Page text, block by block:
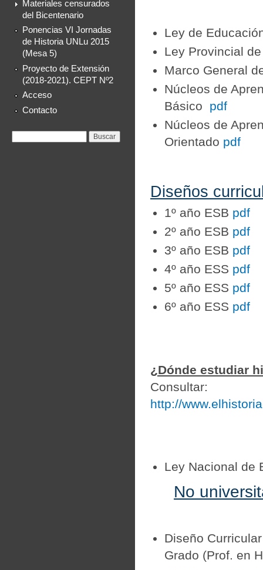
Materiales censurados
del Bicentenario
Ponencias VI Jornadas
de Historia UNLu 2015
(Mesa 5)
Proyecto de Extensión
(2018-2021). CEPT Nº2
Acceso
Contacto
Ley de
Ley Provincial
Marco General
Núcleos de
Básico pdf
Núcleos de
Orientado pdf
Diseños
1º año ESB pdf
2º año ESB pdf
3º año ESB pdf
4º año ESS pdf
5º año ESS pdf
6º año ESS pdf
¿Dónde estudiar
Consultar:
http://
Ley Nacional de
No
Diseño
Grado (Prof. en